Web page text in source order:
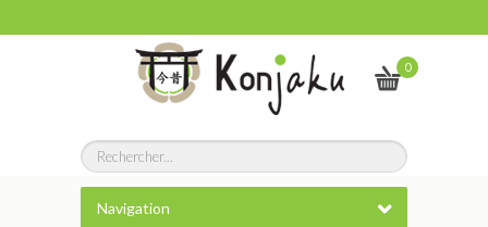
0
Navigation